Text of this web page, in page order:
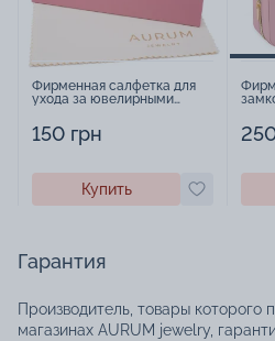
Фирменная салфетка для
ухода за ювелирными
150 грн
Купить
Гарантия
Производитель, товары которого
магазинах AURUM jewelry,